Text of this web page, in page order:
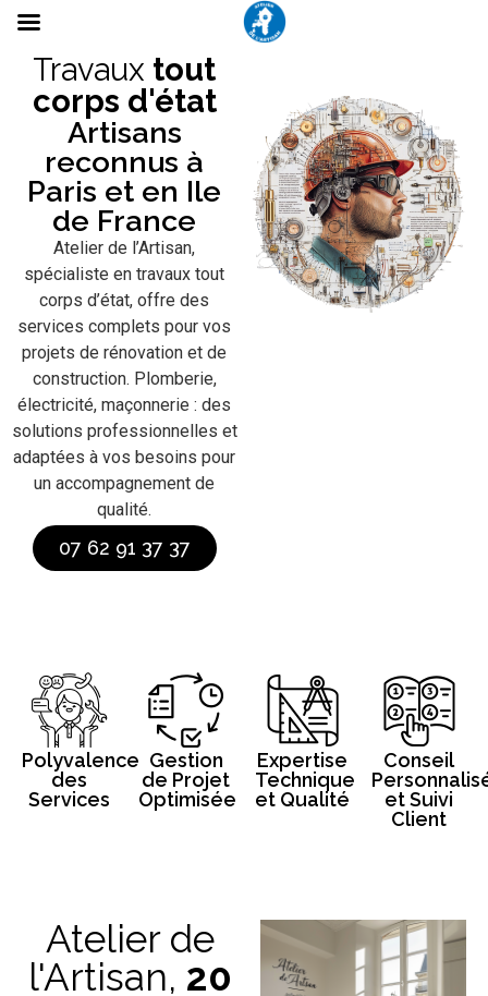
Travaux tout
corps d'état
Artisans
reconnus à
Paris et en Ile
de France
Atelier de l’Artisan,
spécialiste en travaux tout
corps d’état, offre des
services complets pour vos
projets de rénovation et de
construction. Plomberie,
électricité, maçonnerie : des
solutions professionnelles et
adaptées à vos besoins pour
un accompagnement de
qualité.
07 62 91 37 37
Polyvalence
des
Services
Gestion
de Projet
Optimisée
Expertise
Technique
et Qualité
Conseil
et Suivi
Client
Atelier de
l'Artisan, 20